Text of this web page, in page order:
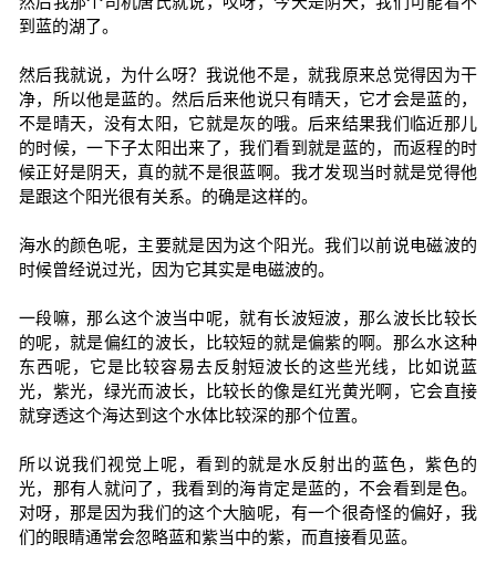
到蓝的湖了。
然后我就说，为什么呀？我说他不是，就我原来总觉得因为干
净，所以他是蓝的。然后后来他说只有晴天，它才会是蓝的，
不是晴天，没有太阳，它就是灰的哦。后来结果我们临近那儿
的时候，一下子太阳出来了，我们看到就是蓝的，而返程的时
候正好是阴天，真的就不是很蓝啊。我才发现当时就是觉得他
是跟这个阳光很有关系。的确是这样的。
海水的颜色呢，主要就是因为这个阳光。我们以前说电磁波的
时候曾经说过光，因为它其实是电磁波的。
一段嘛，那么这个波当中呢，就有长波短波，那么波长比较长
的呢，就是偏红的波长，比较短的就是偏紫的啊。那么水这种
东西呢，它是比较容易去反射短波长的这些光线，比如说蓝
光，紫光，绿光而波长，比较长的像是红光黄光啊，它会直接
就穿透这个海达到这个水体比较深的那个位置。
所以说我们视觉上呢，看到的就是水反射出的蓝色，紫色的
光，那有人就问了，我看到的海肯定是蓝的，不会看到是色。
对呀，那是因为我们的这个大脑呢，有一个很奇怪的偏好，我
们的眼睛通常会忽略蓝和紫当中的紫，而直接看见蓝。